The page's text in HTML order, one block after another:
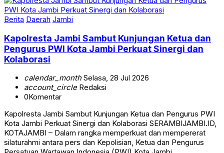
Berita Daerah Jambi
Kapolresta Jambi Sambut Kunjungan Ketua dan
Pengurus PWI Kota Jambi Perkuat Sinergi dan
Kolaborasi
calendar_monthSelasa, 28 Jul 2026
account_circleRedaksi
0Komentar
Kapolresta Jambi Sambut Kunjungan Ketua dan Pengurus PWI
Kota Jambi Perkuat Sinergi dan Kolaborasi SERAMBIJAMBI.ID,
KOTAJAMBI – Dalam rangka memperkuat dan mempererat
silaturahmi antara pers dan Kepolisian, Ketua dan Pengurus